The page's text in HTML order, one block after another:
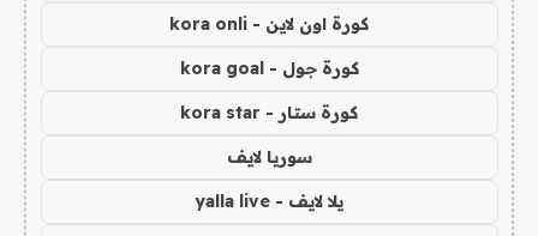
كورة اون لاين - kora onli
كورة جول - kora goal
كورة ستار - kora star
سوريا لايف
يلا لايف - yalla live